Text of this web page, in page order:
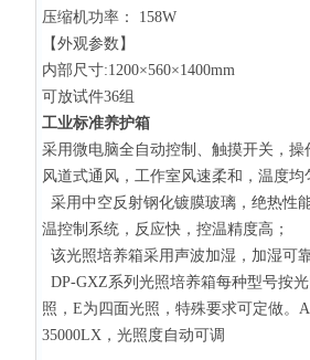
压缩机功率： 158W
【外观参数】
内部尺寸:1200×560×1400mm
可放试件36组
工业标准养护箱
采用微电脑全自动控制、触摸开关，
风道式通风，工作室风速柔和，温度均
采用中空反射钢化镀膜玻璃，绝热性
温控制系统，反应快，控温精度高；
该光照培养箱采用声波加湿，加湿可
DP-GXZ系列光照培养箱每种型号按
照，E为四面光照，特殊要求可定做。
35000LX，光照度自动可调